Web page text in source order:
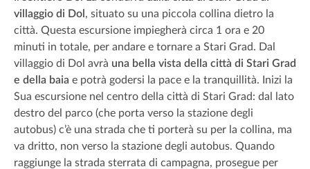
villaggio di Dol , situato su una piccola collina dietro la
città. Questa escursione impiegherà circa 1 ora e 20
minuti in totale, per andare e tornare a Stari Grad. Dal
villaggio di Dol avrà una bella vista della città di Stari Grad
e della baia e potrà godersi la pace e la tranquillità. Inizi la
Sua escursione nel centro della città di Stari Grad: dal lato
destro del parco (che porta verso la stazione degli
autobus) c’è una strada che ti porterà su per la collina, ma
va dritto, non verso la stazione degli autobus. Quando
raggiunge la strada sterrata di campagna, prosegue per